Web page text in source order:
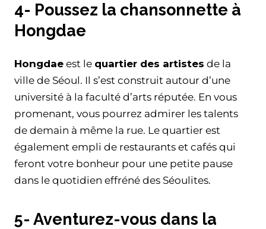
4- Poussez la chansonnette à
Hongdae
Hongdae est le quartier des artistes de la
ville de Séoul. Il s’est construit autour d’une
université à la faculté d’arts réputée. En vous
promenant, vous pourrez admirer les talents
de demain à même la rue. Le quartier est
également empli de restaurants et cafés qui
feront votre bonheur pour une petite pause
dans le quotidien effréné des Séoulites.
5- Aventurez-vous dans la